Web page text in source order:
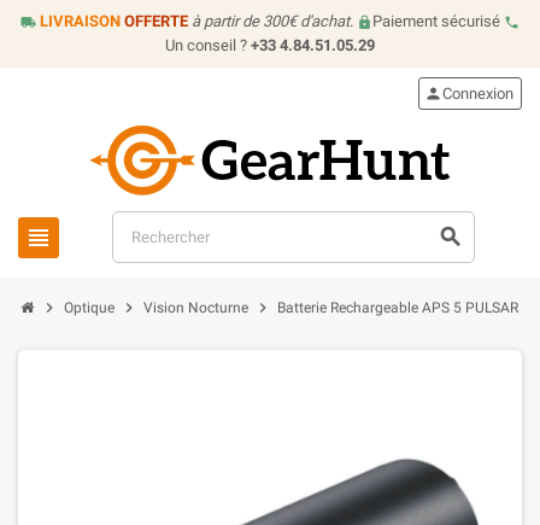
local_shipping LIVRAISON OFFERTE à partir de 300€ d'achat. lock Paiement sécurisé call
Un conseil ? +33 4.84.51.05.29
view_headline search
personConnexion
chevron_right Optique chevron_right Vision Nocturne chevron_right Batterie Rechargeable APS 5 PULSAR